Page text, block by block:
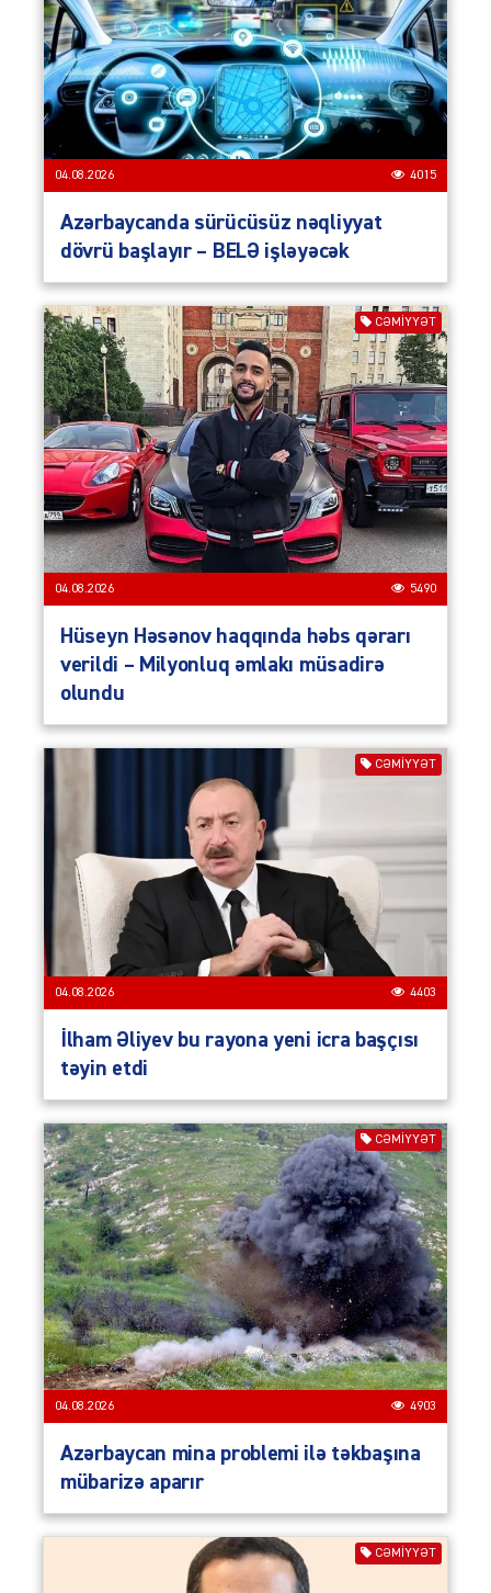
04.08.2026 4015
Azərbaycanda sürücüsüz nəqliyyat
dövrü başlayır – BELƏ işləyəcək
CƏMIYYƏT
04.08.2026 5490
Hüseyn Həsənov haqqında həbs qərarı
verildi – Milyonluq əmlakı müsadirə
olundu
CƏMIYYƏT
04.08.2026 4403
İlham Əliyev bu rayona yeni icra başçısı
təyin etdi
CƏMIYYƏT
04.08.2026 4903
Azərbaycan mina problemi ilə təkbaşına
mübarizə aparır
CƏMIYYƏT